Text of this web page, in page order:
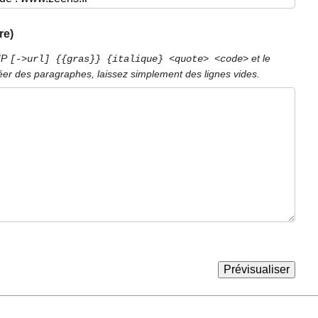
[->url] {{gras}} {italique} <quote> <code> et le
des paragraphes, laissez simplement des lignes vides.